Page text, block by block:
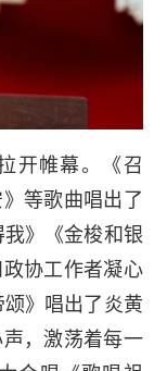
开帷幕。《召
等歌曲唱出了
》《金梭和银
协工作者凝心
》唱出了炎黄
，激荡着每一